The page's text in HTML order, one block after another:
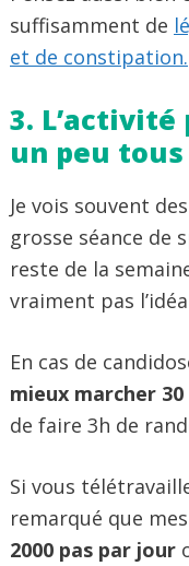
suffisamment de
et de constipation.
3. L’activité
un peu
Je vois souvent
grosse séance de
reste de la
vraiment pas
En cas de
mieux marcher
de faire 3h de
Si vous
remarqué que
2000 pas par jour